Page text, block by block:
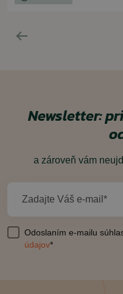
Newsletter:
a zároveň vám
Zadajte Váš e-mail*
Odoslaním e-mailu
údajov*